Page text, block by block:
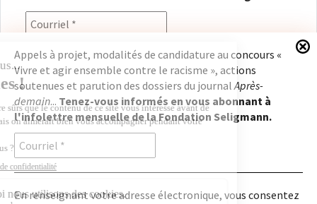
En renseignant votre adresse électronique, vous
consentez à recevoir l'infolettre de la Fondation
Seligmann, conformément à notrepolitique de
confidentialité. Il vous sera possible de vous
désabonner à tout moment.
Appels à projet, modalités de candidature au concours «
Vivre et agir ensemble contre le racisme », actions
soutenues et parution des dossiers du journalAprès-
demain... Tenez-vous informés en vous abonnant à
l'infolettre mensuelle de la Fondation Seligmann.
En renseignant votre adresse électronique, vous consentez